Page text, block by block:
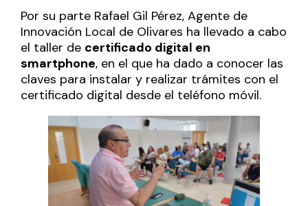
Por su parte Rafael Gil Pérez, Agente de
Innovación Local de Olivares ha llevado a cabo
el taller de certificado digital en
smartphone, en el que ha dado a conocer las
claves para instalar y realizar trámites con el
certificado digital desde el teléfono móvil.